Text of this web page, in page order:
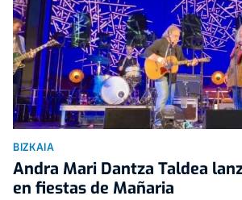
BIZKAIA
Andra Mari Dantza Taldea
en fiestas de Mañaria